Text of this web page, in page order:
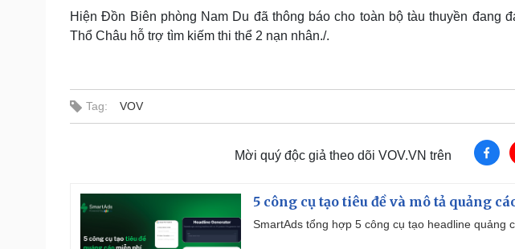
Hiện Đồn Biên phòng Nam Du đã thông báo cho toàn bộ tàu thuyền đang
Thổ Châu hỗ trợ tìm kiếm thi thể 2 nạn nhân./.
Tag: VOV
Mời quý độc giả theo dõi VOV.VN trên
5 công cụ tạo tiêu đề và mô tả quảng
SmartAds tổng hợp 5 công cụ tạo headline quảng